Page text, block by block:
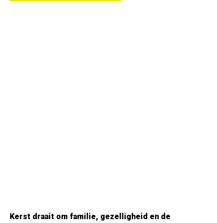
Kerst draait om familie, gezelligheid en de